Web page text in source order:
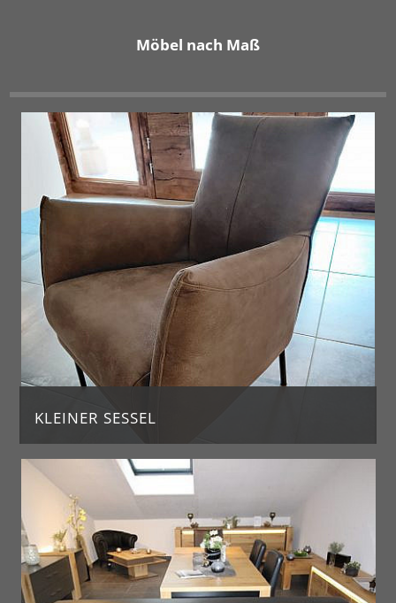
Möbel nach Maß
KLEINER SESSEL